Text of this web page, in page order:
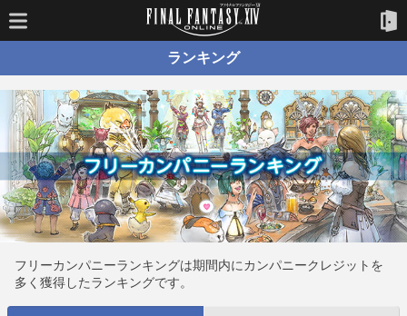
ランキング
フリーカンパニーランキングは期間内にカンパニークレジットを
多く獲得したランキングです。